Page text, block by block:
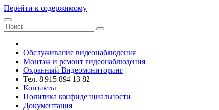
Перейти к содержимому
Обслуживание видеонаблюдения
Монтаж и ремонт видеонаблюдения
Охранный Видеомониторинг
Тел. 8 915 894 13 82
Контакты
Политика конфиденциальности
Документация